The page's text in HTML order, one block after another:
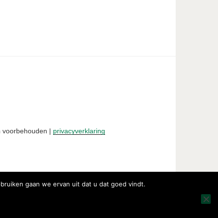
voorbehouden | privacyverklaring
gaan we ervan uit dat u dat goed vindt.